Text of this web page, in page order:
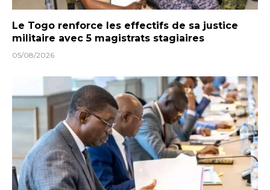
Le Togo renforce les effectifs de sa justice
militaire avec 5 magistrats stagiaires
05/08/2026